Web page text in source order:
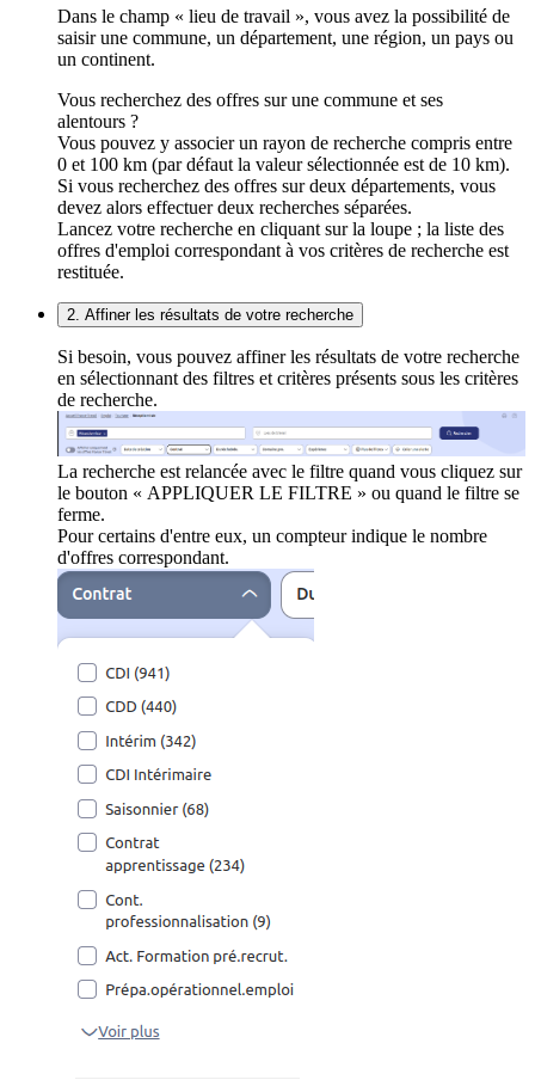
Dans le champ « lieu de travail », vous avez la possibilité de
saisir une commune, un département, une région, un pays ou
un continent.
Vous recherchez des offres sur une commune et ses
alentours ?
Vous pouvez y associer un rayon de recherche compris entre
0 et 100 km (par défaut la valeur sélectionnée est de 10 km).
Si vous recherchez des offres sur deux départements, vous
devez alors effectuer deux recherches séparées.
Lancez votre recherche en cliquant sur la loupe ; la liste des
offres d'emploi correspondant à vos critères de recherche est
restituée.
2. Affiner les résultats de votre recherche
Si besoin, vous pouvez affiner les résultats de votre recherche
en sélectionnant des filtres et critères présents sous les critères
de recherche.
La recherche est relancée avec le filtre quand vous cliquez sur
le bouton « APPLIQUER LE FILTRE » ou quand le filtre se
ferme.
Pour certains d'entre eux, un compteur indique le nombre
d'offres correspondant.